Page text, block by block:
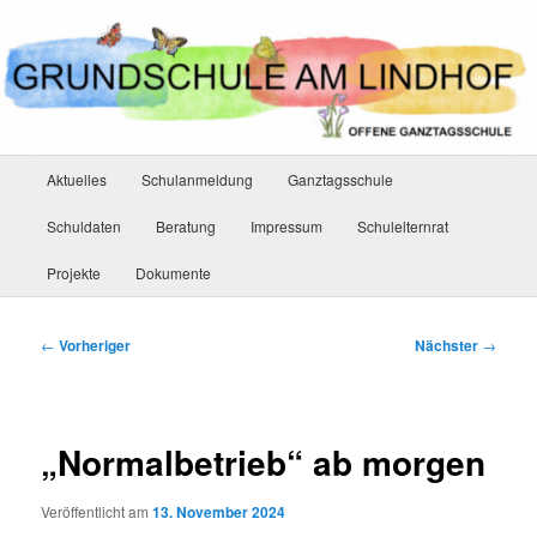
primären
Inhalt
springen
Aktuelles Schulanmeldung Ganztagsschule
Schuldaten Beratung Impressum Schulelternrat
Projekte Dokumente
Beitragsnavigation
← Vorheriger Nächster →
„Normalbetrieb“ ab morgen
Veröffentlicht am13. November 2024